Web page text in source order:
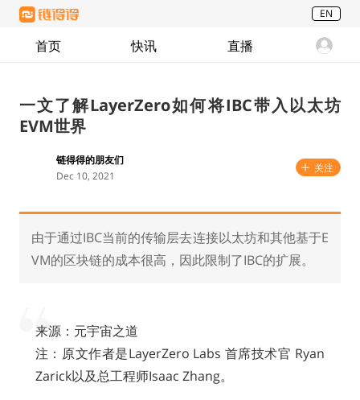
EN
首页 快讯 直播
一文了解LayerZero如何将IBC带入以太坊
EVM世界
链得得的朋友们
Dec 10, 2021
关注
由于通过IBC当前的传输层去连接以太坊和其他基于E
VM的区块链的成本很高，因此限制了IBC的扩展。
来源：元宇宙之道
注：原文作者是LayerZero Labs 首席技术官 Ryan
Zarick以及总工程师Isaac Zhang。